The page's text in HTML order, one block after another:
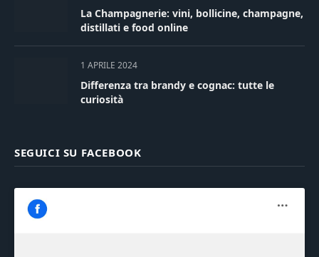
La Champagnerie: vini, bollicine, champagne,
distillati e food online
1 APRILE 2024
Differenza tra brandy e cognac: tutte le
curiosità
SEGUICI SU FACEBOOK